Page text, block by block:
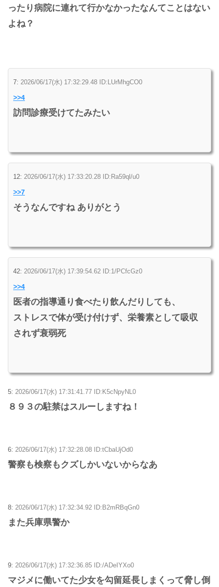
ったり病院に連れて行かなかったなんてことはない
よね？
7: 2026/06/17(水) 17:32:29.48 ID:LUrMhgCO0
>>4
訪問診療受けてたみたい
12: 2026/06/17(水) 17:33:20.28 ID:Ra59ql/u0
>>7
そうなんですね ありがとう
42: 2026/06/17(水) 17:39:54.62 ID:1/PCfcGz0
>>4
医者の指導通り食べたり飲んだりしても、
ストレスで体が受け付けず、栄養素として吸収
されず衰弱死
5: 2026/06/17(水) 17:31:41.77 ID:K5cNpyNL0
８９３の駐禁はスルーしますね！
6: 2026/06/17(水) 17:32:28.08 ID:tCbaUjOd0
警察も検察もクズしかいないからなあ
8: 2026/06/17(水) 17:32:34.92 ID:B2mRBqGn0
また兵庫県警か
9: 2026/06/17(水) 17:32:36.85 ID:/ADeIYXo0
マジメに働いてた少女を勾留延長しまくって脅し倒